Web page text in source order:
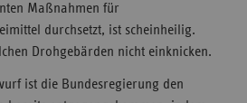
Maßnahmen für
durchsetzt, ist scheinheilig.
Drohgebärden nicht einknicken.
ist die Bundesregierung den